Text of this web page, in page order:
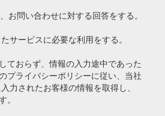
お問い合わせに対する回答をする。
サービスに必要な利用をする。
ておらず、情報の入力途中であった
プライバシーポリシーに従い、当社
力されたお客様の情報を取得し、